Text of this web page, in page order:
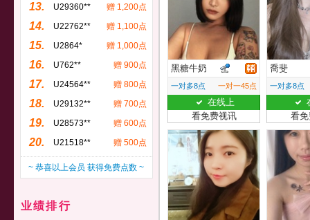
13. U29360** 赠 1,200点
14. U22762** 赠 1,100点
15. U2864* 赠 1,000点
16. U762** 赠 900点
17. U24564** 赠 800点
18. U29132** 赠 700点
19. U28573** 赠 600点
20. U21518** 赠 500点
~ 恭喜以上会员 获得免费点数 ~
业绩排行
黑糖牛奶
一对多8点 一对一45点
在线上
看免费视讯
喬斐
一对多8点
看